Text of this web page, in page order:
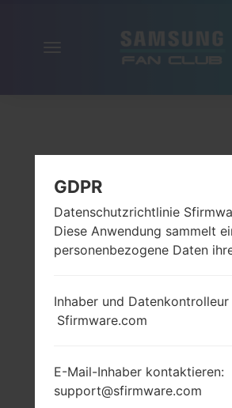
GDPR
Datenschutzrichtlinie
Diese Anwendung sammelt
personenbezogene Daten
Inhaber und Datenkontrolleur
Sfirmware.com
E-Mail-Inhaber kontaktieren:
support@sfirmware.com